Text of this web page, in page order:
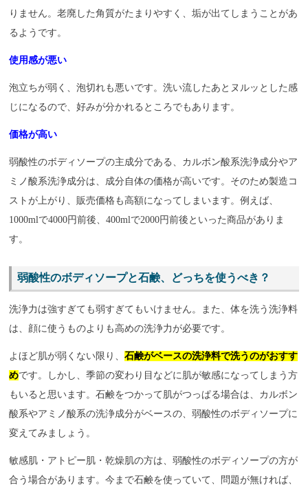
りません。老廃した角質がたまりやすく、垢が出てしまうことがあ
るようです。
使用感が悪い
泡立ちが弱く、泡切れも悪いです。洗い流したあとヌルッとした感
じになるので、好みが分かれるところでもあります。
価格が高い
弱酸性のボディソープの主成分である、カルボン酸系洗浄成分やア
ミノ酸系洗浄成分は、成分自体の価格が高いです。そのため製造コ
ストが上がり、販売価格も高額になってしまいます。例えば、
1000mlで4000円前後、400mlで2000円前後といった商品がありま
す。
弱酸性のボディソープと石鹸、どっちを使うべき？
洗浄力は強すぎても弱すぎてもいけません。また、体を洗う洗浄料
は、顔に使うものよりも高めの洗浄力が必要です。
よほど肌が弱くない限り、石鹸がベースの洗浄料で洗うのがおすす
めです。しかし、季節の変わり目などに肌が敏感になってしまう方
もいると思います。石鹸をつかって肌がつっぱる場合は、カルボン
酸系やアミノ酸系の洗浄成分がベースの、弱酸性のボディソープに
変えてみましょう。
敏感肌・アトピー肌・乾燥肌の方は、弱酸性のボディソープの方が
合う場合があります。今まで石鹸を使っていて、問題が無ければ、